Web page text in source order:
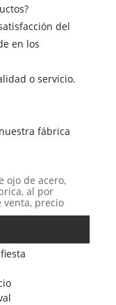
del
en los
o servicio.
fábrica
ojo de acero,
al por
venta, precio